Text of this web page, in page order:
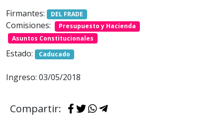
Firmantes:
DEL FRADE
Comisiones:
Presupuesto y Hacienda
Asuntos Constitucionales
Estado: Caducado
Ingreso: 03/05/2018
Compartir: